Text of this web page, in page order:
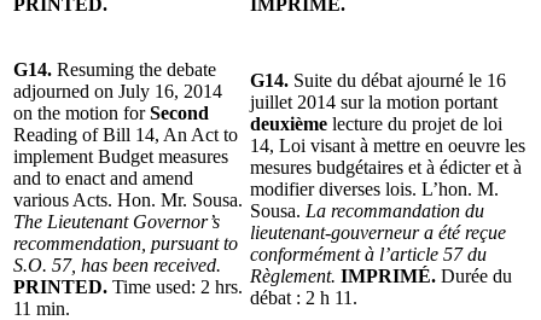
G14. Resuming the debate
adjourned on July 16, 2014
on the motion forSecond
Reading of Bill 14, An Act to
implement Budget measures
and to enact and amend
various Acts. Hon. Mr. Sousa.
The Lieutenant Governor’s
recommendation, pursuant to
S.O. 57, has been received.
PRINTED. Time used: 2 hrs.
11 min.
G14. Suite du débat ajourné le 16
juillet 2014 sur la motion portant
deuxième lecture du projet de loi
14, Loi visant à mettre en oeuvre les
mesures budgétaires et à édicter et à
modifier diverses lois. L’hon. M.
Sousa. La recommandation du
lieutenant-gouverneur a été reçue
conformément à l’article 57 du
Règlement. IMPRIMÉ. Durée du
débat : 2 h 11.